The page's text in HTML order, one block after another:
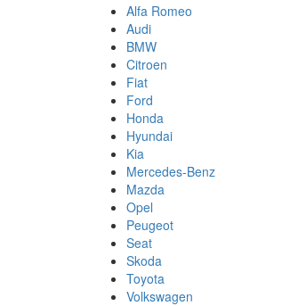
Alfa Romeo
Audi
BMW
Citroen
Fiat
Ford
Honda
Hyundai
Kia
Mercedes-Benz
Mazda
Opel
Peugeot
Seat
Skoda
Toyota
Volkswagen